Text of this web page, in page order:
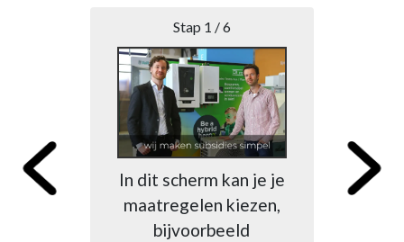
Stap 1 / 6
In dit scherm kan je je
maatregelen kiezen,
bijvoorbeeld